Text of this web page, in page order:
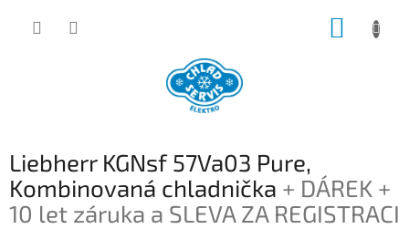
Liebherr KGNsf 57Va03 Pure,
Kombinovaná chladnička + DÁREK +
10 let záruka a SLEVA ZA REGISTRACI